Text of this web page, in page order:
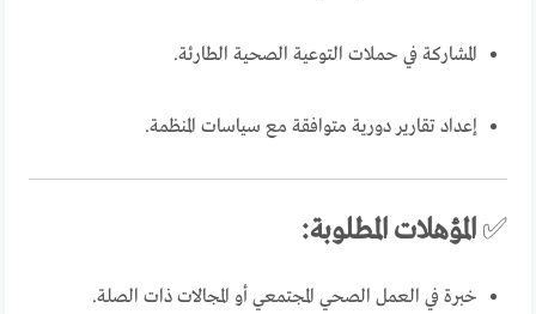
المشاركة في حملات التوعية الصحية الطارئة.
إعداد تقارير دورية متوافقة مع سياسات المنظمة.
✅المؤهلات المطلوبة:
خبرة في العمل الصحي المجتمعي أو المجالات ذات الصلة.